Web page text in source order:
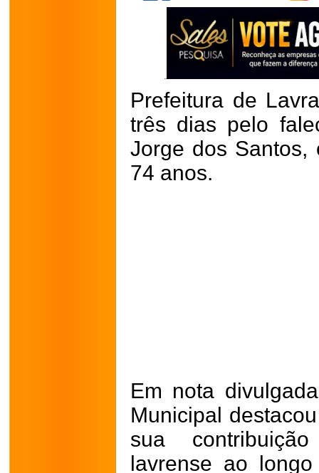
Prefeitura de
três dias pelo
Jorge dos Santos,
74 anos.
Em nota
Municipal
sua
lavrense ao